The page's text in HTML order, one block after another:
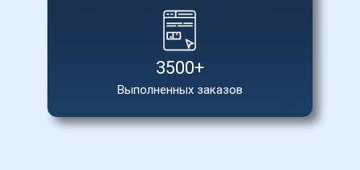
Выполненных заказов
3500+